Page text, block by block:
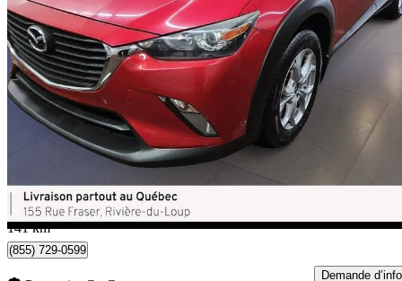
2016 Mazda CX-3
GS FWD49 103 km
Bonne
277 $/mois env.
Rivière-du-Loup, QC
141 km
(855) 729-0599
Demande d’info